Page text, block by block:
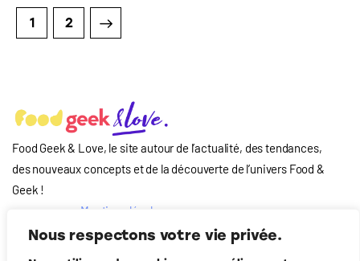
Nous respectons votre vie privée.
1 2
Food Geek & Love, le site autour de l’actualité, des tendances,
des nouveaux concepts et de la découverte de l’univers Food&
Geek !
Mentions légales
Qui-sommes nous